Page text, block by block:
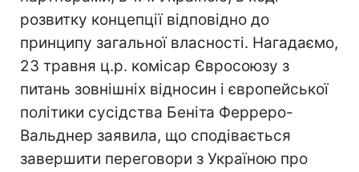
розвитку концепції відповідно до
принципу загальної власності. Нагадаємо,
23 травня ц.р. комісар Євросоюзу з
питань зовнішніх відносин і європейської
політики сусідства Беніта Ферреро-
Вальднер заявила, що сподівається
завершити переговори з Україною про